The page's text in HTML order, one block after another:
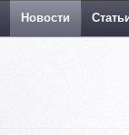
Новости